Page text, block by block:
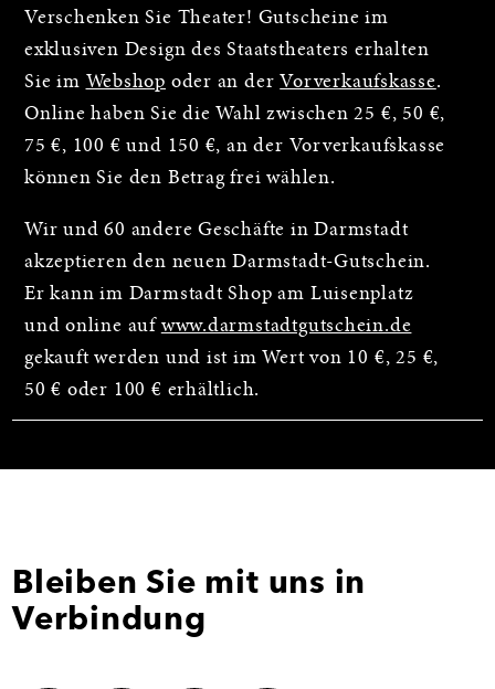
Verschenken Sie Theater! Gutscheine im
exklusiven Design des Staatstheaters erhalten
Sie im Webshop oder an der Vorverkaufskasse.
Online haben Sie die Wahl zwischen 25 €, 50 €,
75 €, 100 € und 150 €, an der Vorverkaufskasse
können Sie den Betrag frei wählen.
Wir und 60 andere Geschäfte in Darmstadt
akzeptieren den neuen Darmstadt-Gutschein.
Er kann im Darmstadt Shop am Luisenplatz
und online auf www.darmstadtgutschein.de
gekauft werden und ist im Wert von 10 €, 25 €,
50 € oder 100 € erhältlich.
Bleiben Sie mit uns in
Verbindung